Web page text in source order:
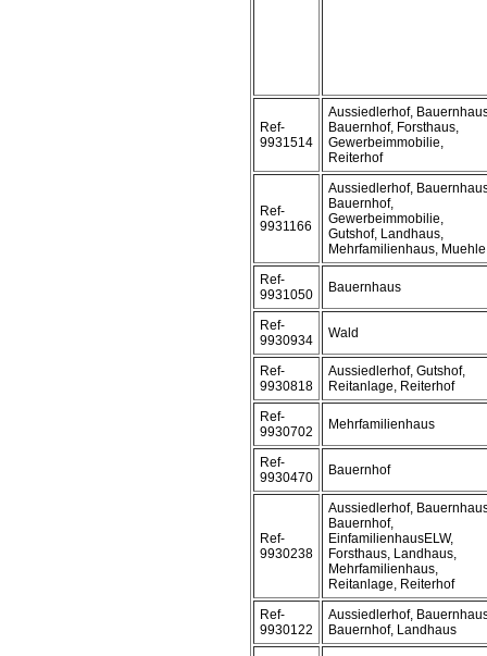
Ref-
9931514
Aussiedlerhof,
Bauernhof, Forsthaus,
Gewerbeimmobilie,
Reiterhof
Ref-
9931166
Aussiedlerhof,
Bauernhof,
Gewerbeimmobilie,
Gutshof, Landhaus,
Mehrfamilienhaus, Muehle
Ref-
9931050
Bauernhaus
Ref-
9930934
Wald
Ref-
9930818
Aussiedlerhof, Gutshof,
Reitanlage, Reiterhof
Ref-
9930702
Mehrfamilienhaus
Ref-
9930470
Bauernhof
Ref-
9930238
Aussiedlerhof,
Bauernhof,
EinfamilienhausELW,
Forsthaus, Landhaus,
Mehrfamilienhaus,
Reitanlage, Reiterhof
Ref-
9930122
Aussiedlerhof,
Bauernhof, Landhaus